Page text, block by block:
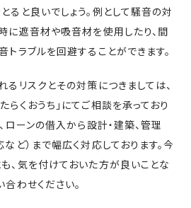
ると良いでしょう。例として騒音の対
に遮音材や吸音材を使用したり、間
ラブルを回避することができます。
るリスクとその対策につきましては、
くおうち」にてご相談を承っており
ローンの借入から設計・建築、管理
ど）まで幅広く対応しております。今
、気を付けておいた方が良いことな
わせください。